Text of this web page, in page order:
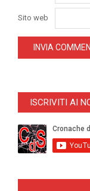
Sito web
ISCRIVITI AI